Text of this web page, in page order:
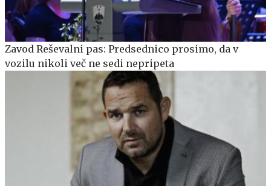
Zavod Reševalni pas: Predsednico prosimo, da v
vozilu nikoli več ne sedi nepripeta